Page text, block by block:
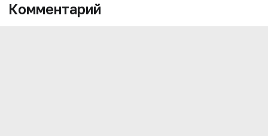
Комментарий